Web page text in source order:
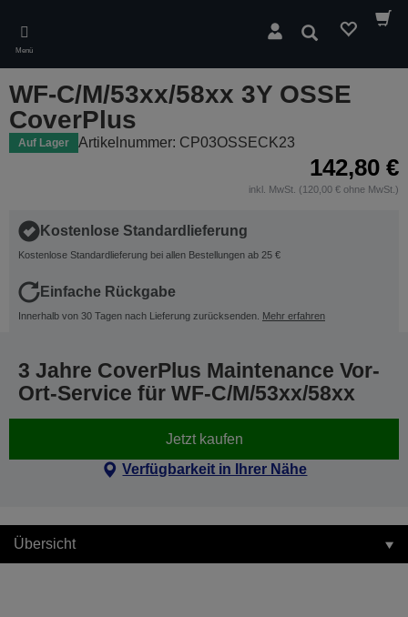
main
content
Menü
Suchen
WF-C/M/53xx/58xx 3Y OSSE
CoverPlus
Auf Lager Artikelnummer: CP03OSSECK23
142,80 €
inkl. MwSt. (120,00 € ohne MwSt.)
Kostenlose Standardlieferung
Kostenlose Standardlieferung bei allen Bestellungen ab 25 €
Einfache Rückgabe
Innerhalb von 30 Tagen nach Lieferung zurücksenden. Mehr erfahren
3 Jahre CoverPlus Maintenance Vor-
Ort-Service für WF-C/M/53xx/58xx
Jetzt kaufen
Verfügbarkeit in Ihrer Nähe
Übersicht